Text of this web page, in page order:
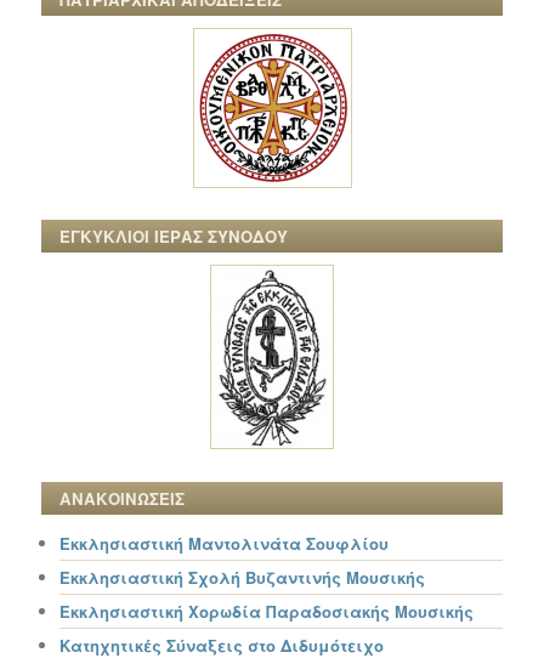
ΕΓΚΥΚΛΙΟΙ ΙΕΡΑΣ ΣΥΝΟΔΟΥ
ΑΝΑΚΟΙΝΩΣΕΙΣ
Εκκλησιαστική Μαντολινάτα Σουφλίου
Εκκλησιαστική Σχολή Βυζαντινής Μουσικής
Εκκλησιαστική Χορωδία Παραδοσιακής Μουσικής
Κατηχητικές Σύναξεις στο Διδυμότειχο